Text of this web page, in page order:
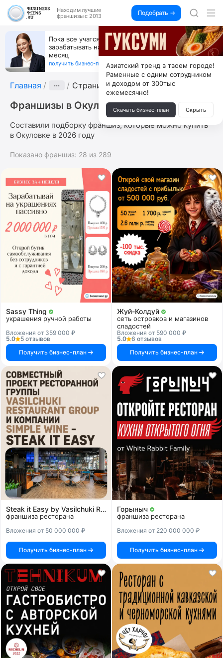
Находим лучшие
франшизы с 2013
Подобрать →
Пока все учатся пользоваться ИИ, вы можете
зарабатывать на их обучении по 500 тыс. каждый
месяц
получить бизнес-план ↓
Главная ··· Страница 10
Франшизы в Окуловке
Составили подборку франшиз, которые можно купить
в Окуловке в 2026 году
Показано франшиз: 28 из 289
Sassy Thing
украшения ручной работы
Вложения от 359 000 ₽
5.0
5 отзывов
Получить бизнес-план
Жуй-Колдуй
сеть островков и магазинов
сладостей
Вложения от 590 000 ₽
5.0
6 отзывов
Получить бизнес-план
Steak it Easy by Vasilchuki Restaurant Group
франшиза ресторана
Вложения от 50 000 000 ₽
Получить бизнес-план
Горыныч
франшиза ресторана
Вложения от 220 000 000 ₽
Получить бизнес-план
Азиатский тренд в твоем городе!
Раменные с одним сотрудником
и доходом от 300тыс
ежемесячно!
Скачать бизнес-план Скрыть